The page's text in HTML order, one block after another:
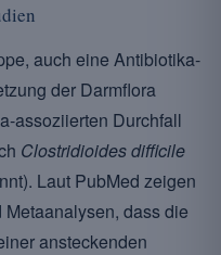
auch eine Antibiotika-
der Darmflora
assoziierten Durchfall
Clostridioides difficile
Laut PubMed zeigen
dass die
ansteckenden